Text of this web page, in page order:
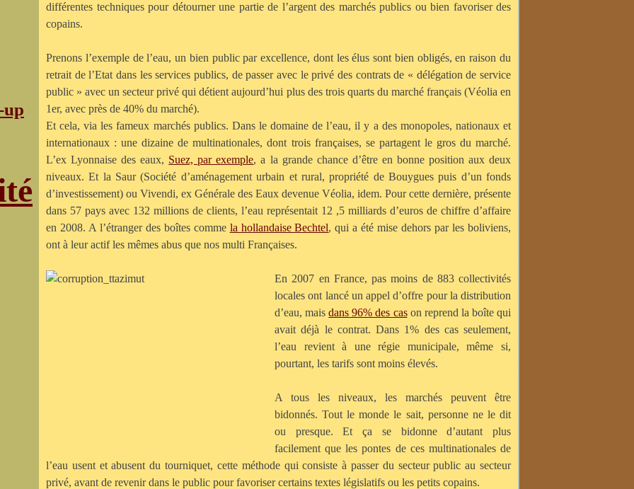
up
différentes techniques pour détourner une partie de l’argent des marchés publics ou bien favoriser des
copains.
Prenons l’exemple de l’eau, un bien public par excellence, dont les élus sont bien obligés, en raison du
retrait de l’Etat dans les services publics, de passer avec le privé des contrats de « délégation de service
public » avec un secteur privé qui détient aujourd’hui plus des trois quarts du marché français (Véolia en
1er, avec près de 40% du marché).
Et cela, via les fameux marchés publics. Dans le domaine de l’eau, il y a des monopoles, nationaux et
internationaux : une dizaine de multinationales, dont trois françaises, se partagent le gros du marché.
L’ex Lyonnaise des eaux, Suez, par exemple, a la grande chance d’être en bonne position aux deux
niveaux. Et la Saur (Société d’aménagement urbain et rural, propriété de Bouygues puis d’un fonds
d’investissement) ou Vivendi, ex Générale des Eaux devenue Véolia, idem. Pour cette dernière, présente
dans 57 pays avec 132 millions de clients, l’eau représentait 12 ,5 milliards d’euros de chiffre d’affaire
en 2008. A l’étranger des boîtes comme la hollandaise Bechtel, qui a été mise dehors par les boliviens,
ont à leur actif les mêmes abus que nos multi Françaises.
En 2007 en France, pas moins de 883 collectivités
locales ont lancé un appel d’offre pour la distribution
d’eau, maisdans 96% des cason reprend la boîte qui
avait déjà le contrat. Dans 1% des cas seulement,
l’eau revient à une régie municipale, même si,
pourtant, les tarifs sont moins élevés.
A tous les niveaux, les marchés peuvent être
bidonnés. Tout le monde le sait, personne ne le dit
ou presque. Et ça se bidonne d’autant plus
facilement que les pontes de ces multinationales de
l’eau usent et abusent du tourniquet, cette méthode qui consiste à passer du secteur public au secteur
privé, avant de revenir dans le public pour favoriser certains textes législatifs ou les petits copains.